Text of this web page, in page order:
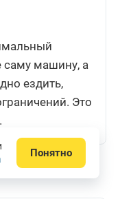
саму машину, а
ездить,
Это
Понятно